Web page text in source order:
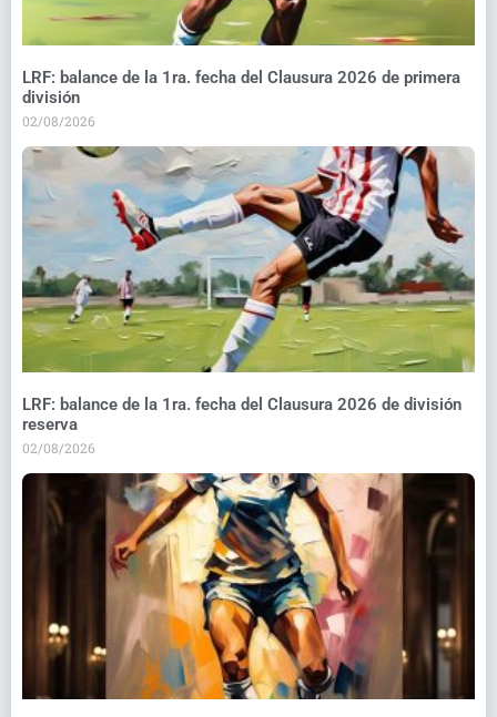
LRF: balance de la 1ra. fecha del Clausura 2026 de primera
división
02/08/2026
LRF: balance de la 1ra. fecha del Clausura 2026 de división
reserva
02/08/2026